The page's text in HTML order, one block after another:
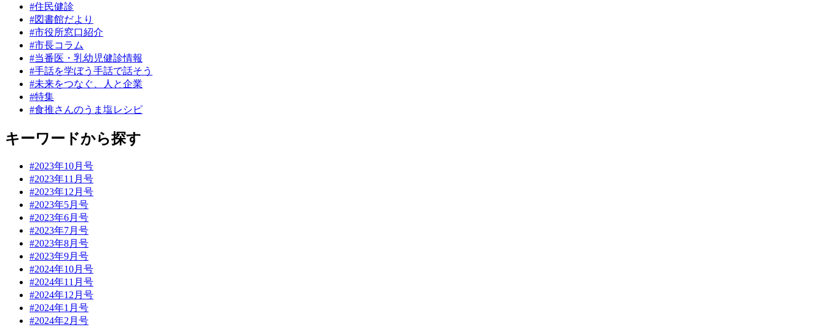
#住民健診
#図書館だより
#市役所窓口紹介
#市長コラム
#当番医・乳幼児健診情報
#手話を学ぼう手話で話そう
#未来をつなぐ、人と企業
#特集
#食推さんのうま塩レシピ
キーワードから探す
#2023年10月号
#2023年11月号
#2023年12月号
#2023年5月号
#2023年6月号
#2023年7月号
#2023年8月号
#2023年9月号
#2024年10月号
#2024年11月号
#2024年12月号
#2024年1月号
#2024年2月号